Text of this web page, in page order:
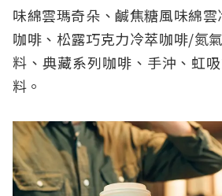
味綿雲瑪奇朵、鹹焦糖風味綿
咖啡、松露巧克力冷萃咖啡/氮
料、典藏系列咖啡、手沖、虹
料。